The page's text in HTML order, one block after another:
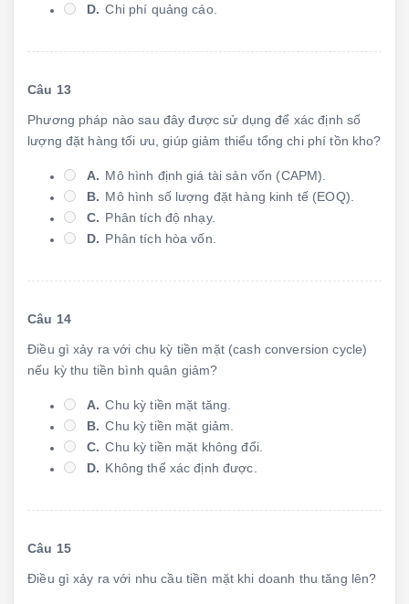
D. Chi phí quảng cáo.
Câu 13
Phương pháp nào sau đây được sử dụng để xác định số
lượng đặt hàng tối ưu, giúp giảm thiểu tổng chi phí tồn kho?
A. Mô hình định giá tài sản vốn (CAPM).
B. Mô hình số lượng đặt hàng kinh tế (EOQ).
C. Phân tích độ nhạy.
D. Phân tích hòa vốn.
Câu 14
Điều gì xảy ra với chu kỳ tiền mặt (cash conversion cycle)
nếu kỳ thu tiền bình quân giảm?
A. Chu kỳ tiền mặt tăng.
B. Chu kỳ tiền mặt giảm.
C. Chu kỳ tiền mặt không đổi.
D. Không thể xác định được.
Câu 15
Điều gì xảy ra với nhu cầu tiền mặt khi doanh thu tăng lên?